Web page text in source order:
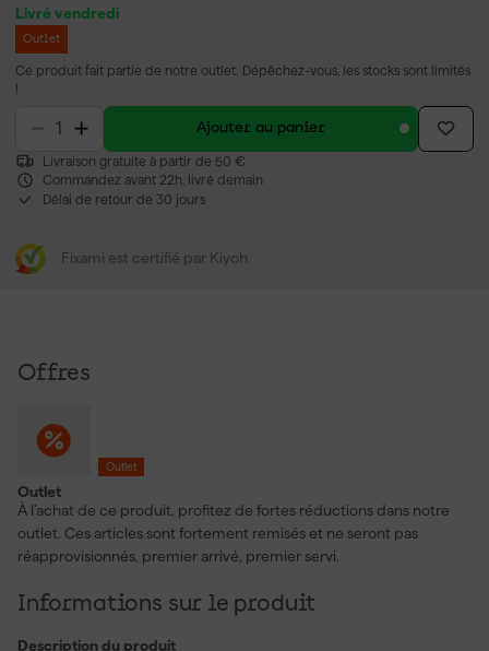
Livré vendredi
Outlet
Ce produit fait partie de notre outlet. Dépêchez-vous, les stocks sont limités
!
Ajouter au panier
Livraison gratuite à partir de 50 €
Commandez avant 22h, livré demain
Délai de retour de 30 jours
Fixami est certifié par Kiyoh
Offres
Outlet
Outlet
À l’achat de ce produit, profitez de fortes réductions dans notre
outlet. Ces articles sont fortement remisés et ne seront pas
réapprovisionnés, premier arrivé, premier servi.
Informations sur le produit
Description du produit